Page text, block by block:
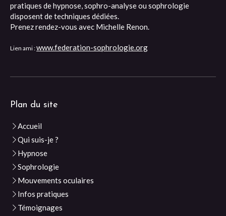
pratiques de hypnose, sophro-analyse ou sophrologie
disposent de techniques dédiées.
Prenez rendez-vous avec Michelle Renon.
Lien ami :www.federation-sophrologie.org
Plan du site
Accueil
Qui suis-je ?
Hypnose
Sophrologie
Mouvements oculaires
Infos pratiques
Témoignages